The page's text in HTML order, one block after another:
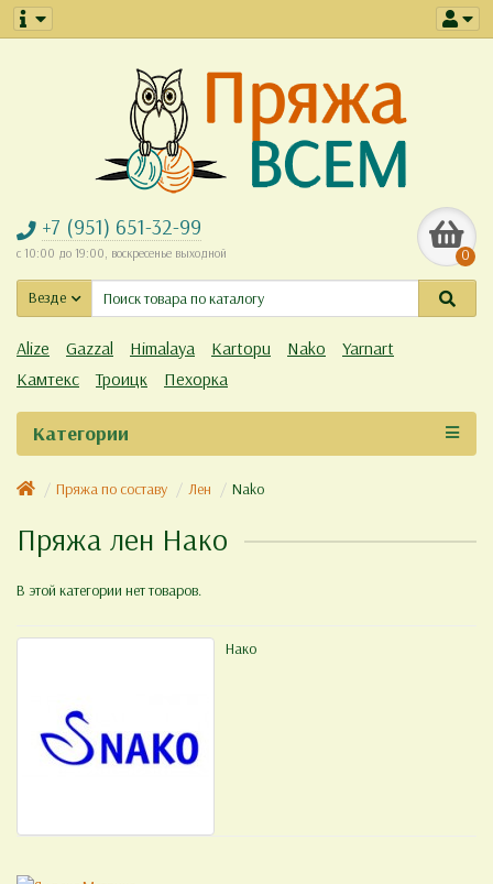
+7 (951) 651-32-99
с 10:00 до 19:00, воскресенье выходной 0
Везде
Alize Gazzal Himalaya Kartopu Nako
Yarnart
Камтекс
Троицк Пехорка
Категории
Пряжа по составу Лен Nako
Пряжа лен Нако
В этой категории нет товаров.
Нако